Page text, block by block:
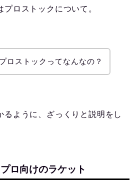
ロストックについて。
ロストックってなんなの？
るように、ざっくりと説明をし
ロ向けのラケット